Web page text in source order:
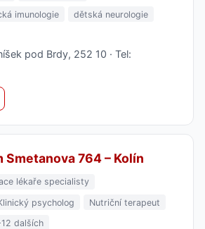
imunologie
dětská neurologie
pod Brdy, 252 10 · Tel:
Smetanova 764 – Kolín
lékaře specialisty
psycholog
Nutriční terapeut
dalších